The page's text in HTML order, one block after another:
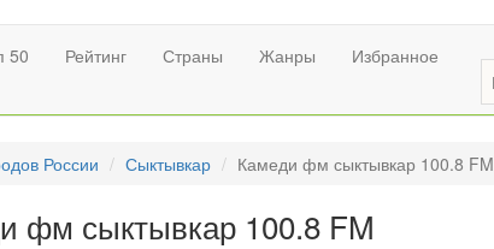
50 Рейтинг Страны Жанры Избранное
России Сыктывкар Камеди фм сыктывкар 100.8 FM
фм сыктывкар 100.8 FM